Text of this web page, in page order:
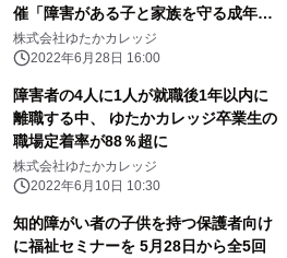
催「障害がある子と家族を守る成年後
見制度セミナー」
株式会社ゆたかカレッジ
2022年6月28日 16:00
障害者の4人に1人が就職後1年以内に
離職する中、 ゆたかカレッジ卒業生の
職場定着率が88％超に
株式会社ゆたかカレッジ
2022年6月10日 10:30
知的障がい者の子供を持つ保護者向け
に福祉セミナーを 5月28日から全5回